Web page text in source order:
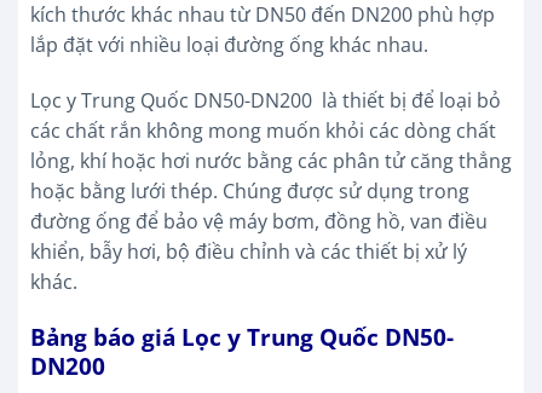
kích thước khác nhau từ DN50 đến DN200 phù hợp
lắp đặt với nhiều loại đường ống khác nhau.
Lọc y Trung Quốc DN50-DN200 là thiết bị để loại bỏ
các chất rắn không mong muốn khỏi các dòng chất
lỏng, khí hoặc hơi nước bằng các phân tử căng thẳng
hoặc bằng lưới thép. Chúng được sử dụng trong
đường ống để bảo vệ máy bơm, đồng hồ, van điều
khiển, bẫy hơi, bộ điều chỉnh và các thiết bị xử lý
khác.
Bảng báo giá Lọc y Trung Quốc DN50-
DN200